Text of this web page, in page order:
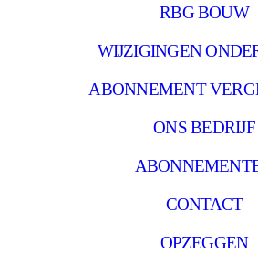
RBG BOUW
WIJZIGINGEN
ABONNEMENT
ONS BEDRIJF
CONTACT
OPZEGGEN